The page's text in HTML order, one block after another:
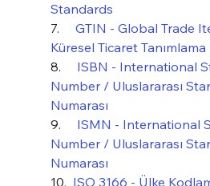
Standards
7. GTIN - Global Trade
Küresel Ticaret Tanımlama
8. ISBN - International
Number / Uluslararası
Numarası
9. ISMN - International
Number / Uluslararası
Numarası
10. ISO 3166 - Ülke